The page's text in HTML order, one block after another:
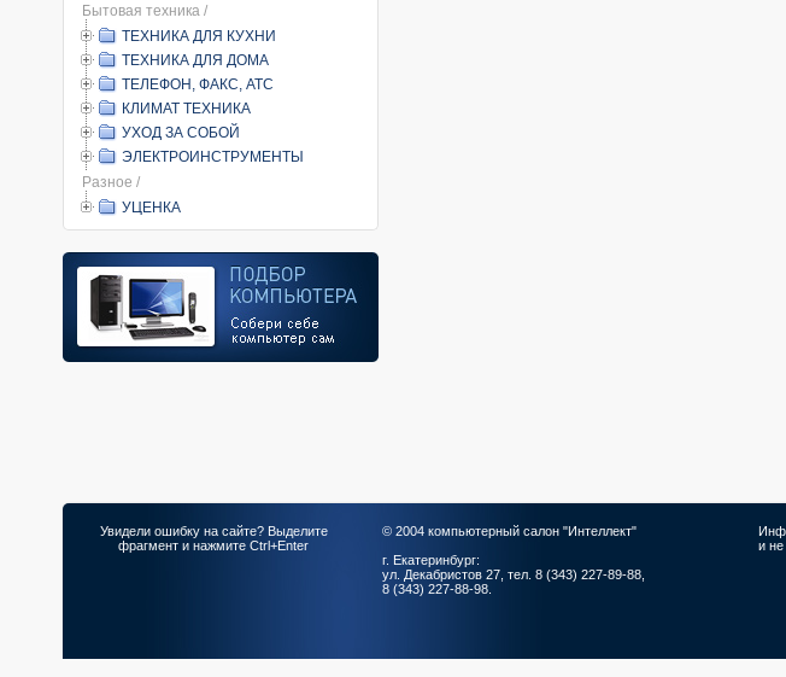
Бытовая техника /
ТЕХНИКА ДЛЯ КУХНИ
ТЕХНИКА ДЛЯ ДОМА
ТЕЛЕФОН, ФАКС, АТС
КЛИМАТ ТЕХНИКА
УХОД ЗА СОБОЙ
ЭЛЕКТРОИНСТРУМЕНТЫ
Разное /
УЦЕНКА
Увидели ошибку на сайте? Выделите
фрагмент и нажмите Ctrl+Enter
© 2004 компьютерный салон "Интеллект"
г. Екатеринбург:
ул. Декабристов 27, тел. 8 (343) 227-89-88,
8 (343) 227-88-98.
и